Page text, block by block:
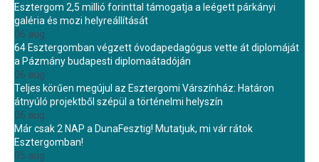
Esztergom 2,5 millió forinttal támogatja a leégett párkányi
galéria és mozi helyreállítását
06 aug.
64 Esztergomban végzett óvodapedagógus vette át diplomáját
a Pázmány budapesti diplomaátadóján
06 aug.
Teljes körűen megújul az Esztergomi Várszínház: Határon
átnyúló projektből szépül a történelmi helyszín
06 aug.
Már csak 2 NAP a DunaFesztig! Mutatjuk, mi vár rátok
Esztergomban!
05 aug.